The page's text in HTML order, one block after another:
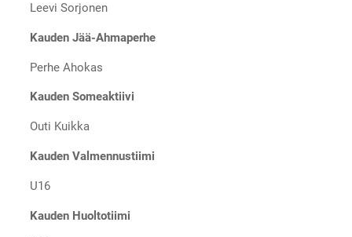
Leevi Sorjonen
Kauden Jää-Ahmaperhe
Perhe Ahokas
Kauden Someaktiivi
Outi Kuikka
Kauden Valmennustiimi
U16
Kauden Huoltotiimi